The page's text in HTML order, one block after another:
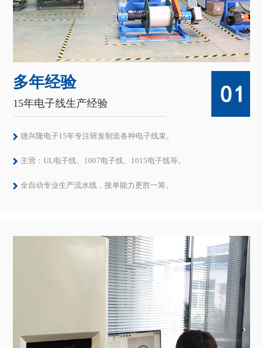
德兴隆电子15年专注研发制造各种电子线束。
主营：UL电子线、1007电子线、1015电子线等。
全自动专业生产流水线，接单能力更胜一筹。